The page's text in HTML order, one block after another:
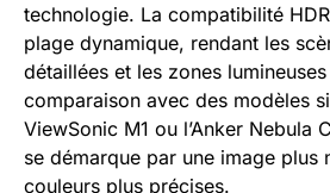
technologie. La compatibilité
plage dynamique, rendant les
détaillées et les zones
comparaison avec des modèles
ViewSonic M1 ou l’Anker Nebula
se démarque par une image plus
couleurs plus précises.